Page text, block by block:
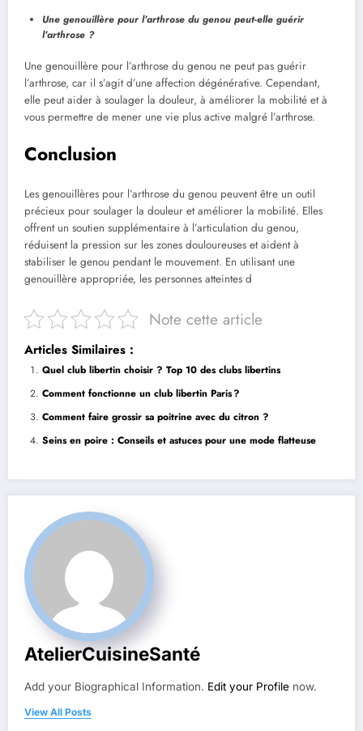
Une genouillère pour l’arthrose du genou peut-elle guérir
l’arthrose ?
Une genouillère pour l’arthrose du genou ne peut pas guérir
l’arthrose, car il s’agit d’une affection dégénérative. Cependant,
elle peut aider à soulager la douleur, à améliorer la mobilité et à
vous permettre de mener une vie plus active malgré l’arthrose.
Conclusion
Les genouillères pour l’arthrose du genou peuvent être un outil
précieux pour soulager la douleur et améliorer la mobilité. Elles
offrent un soutien supplémentaire à l’articulation du genou,
réduisent la pression sur les zones douloureuses et aident à
stabiliser le genou pendant le mouvement. En utilisant une
genouillère appropriée, les personnes atteintes d
Note cette article
Articles Similaires :
Quel club libertin choisir ? Top 10 des clubs libertins
Comment fonctionne un club libertin Paris ?
Comment faire grossir sa poitrine avec du citron ?
Seins en poire : Conseils et astuces pour une mode flatteuse
AtelierCuisineSanté
Add your Biographical Information. Edit your Profile now.
View All Posts